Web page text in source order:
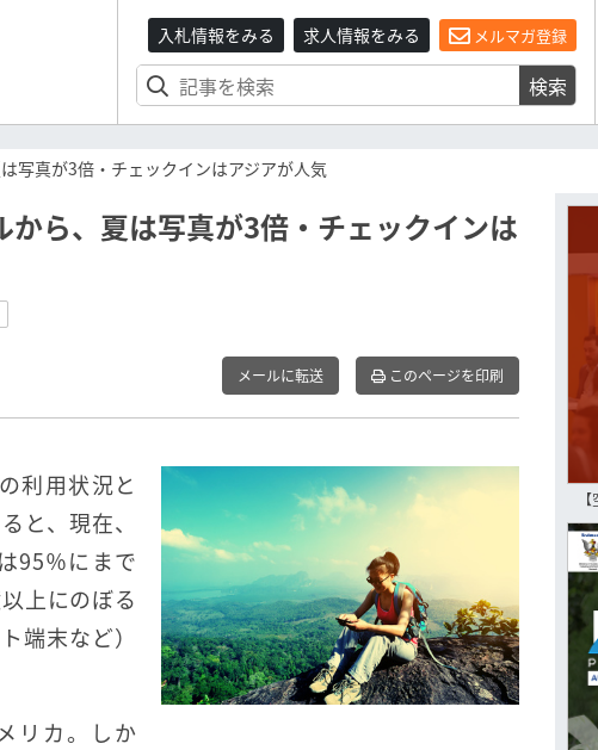
入札情報をみる 求人情報をみる メルマガ登録
検索
写真が3倍・チェックインはアジアが人気
ら、夏は写真が3倍・チェックインは
メールに転送 このページを印刷
利用状況と
と、現在、
95％にまで
上にのぼる
端末など）
リカ。しか